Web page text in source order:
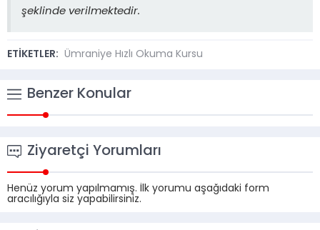
şeklinde verilmektedir.
ETİKETLER: Ümraniye Hızlı Okuma Kursu
Benzer Konular
Ziyaretçi Yorumları
Henüz yorum yapılmamış. İlk yorumu aşağıdaki form
aracılığıyla siz yapabilirsiniz.